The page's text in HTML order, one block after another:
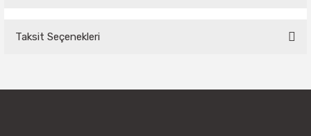
Yorum Yaz
Taksit Seçenekleri